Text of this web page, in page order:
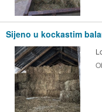
Sijeno u kockastim